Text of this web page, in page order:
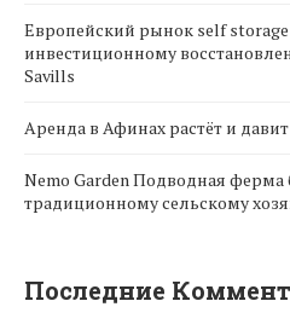
Европейский рынок self storage
инвестиционному
Savills
Аренда в Афинах растёт и
Nemo Garden Подводная
традиционному сельскому
Последние